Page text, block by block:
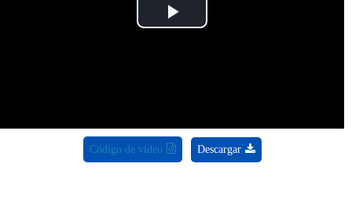
Play
Código de video Descargar